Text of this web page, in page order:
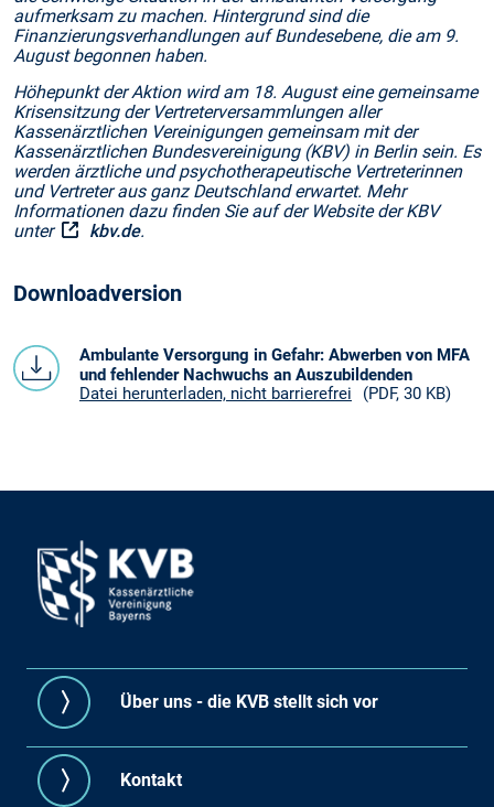
aufmerksam zu machen. Hintergrund sind die
Finanzierungsverhandlungen auf Bundesebene, die am 9.
August begonnen haben.
Höhepunkt der Aktion wird am 18. August eine gemeinsame
Krisensitzung der Vertreterversammlungen aller
Kassenärztlichen Vereinigungen gemeinsam mit der
Kassenärztlichen Bundesvereinigung (KBV) in Berlin sein. Es
werden ärztliche und psychotherapeutische Vertreterinnen
und Vertreter aus ganz Deutschland erwartet. Mehr
Informationen dazu finden Sie auf der Website der KBV
unter
kbv.de.
Downloadversion
Ambulante Versorgung in Gefahr: Abwerben von MFA
und fehlender Nachwuchs an Auszubildenden
Datei herunterladen, nicht barrierefrei
(PDF, 30 KB)
Über uns - die KVB stellt sich vor
Kontakt